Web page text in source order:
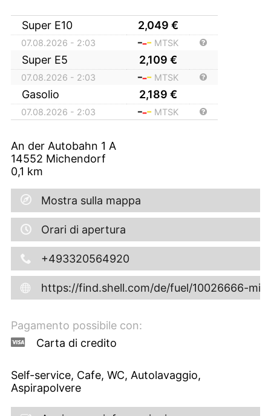
Super E10 2,049 €
07.08.2026 - 2:03 MTSK
Super E5 2,109 €
07.08.2026 - 2:03 MTSK
Gasolio 2,189 €
07.08.2026 - 2:03 MTSK
An der Autobahn 1 A
14552 Michendorf
0,1 km
Mostra sulla mappa
Orari di apertura
+493320564920
https://find.shell.com/de/fuel/10026666-
Pagamento possibile con:
Carta di credito
Self-service, Cafe, WC, Autolavaggio,
Aspirapolvere